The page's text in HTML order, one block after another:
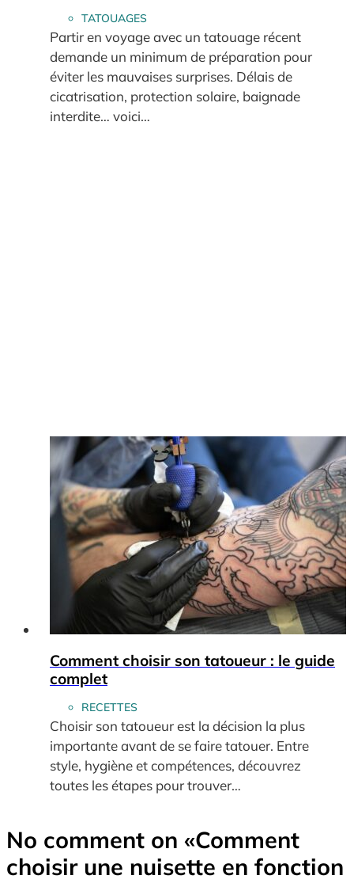
TATOUAGES
Partir en voyage avec un tatouage récent
demande un minimum de préparation pour
éviter les mauvaises surprises. Délais de
cicatrisation, protection solaire, baignade
interdite… voici…
Comment choisir son tatoueur : le guide
complet
RECETTES
Choisir son tatoueur est la décision la plus
importante avant de se faire tatouer. Entre
style, hygiène et compétences, découvrez
toutes les étapes pour trouver…
No comment on «Comment
choisir une nuisette en fonction